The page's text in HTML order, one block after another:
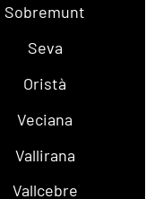
Sobremunt
Seva
Oristà
Veciana
Vallirana
Vallcebre